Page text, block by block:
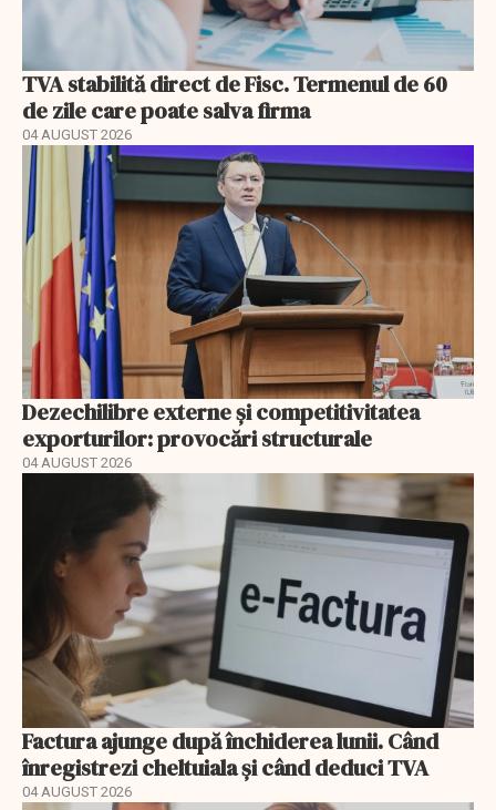
TVA stabilită direct de Fisc. Termenul de 60
de zile care poate salva firma
04 AUGUST 2026
Dezechilibre externe și competitivitatea
exporturilor: provocări structurale
04 AUGUST 2026
Factura ajunge după închiderea lunii. Când
înregistrezi cheltuiala și când deduci TVA
04 AUGUST 2026